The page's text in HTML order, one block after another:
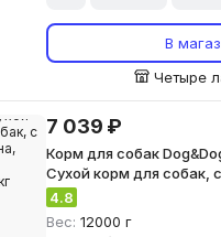
В
Четыре
7 039 ₽
Корм для собак
Сухой корм для собак,
ягненка и буйвола, 12 кг
4.8
Вес: 12000 г